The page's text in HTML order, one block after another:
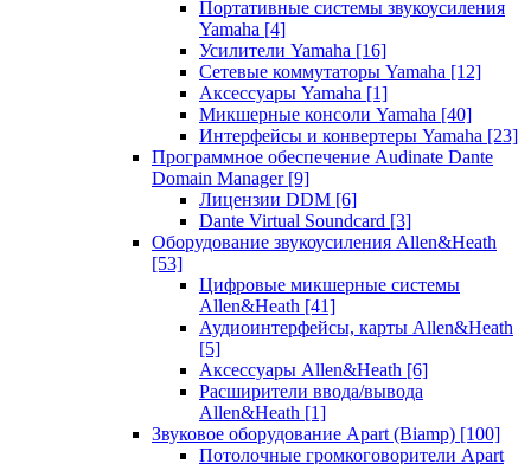
Портативные системы звукоусиления
Yamaha [4]
Усилители Yamaha [16]
Сетевые коммутаторы Yamaha [12]
Аксессуары Yamaha [1]
Микшерные консоли Yamaha [40]
Интерфейсы и конвертеры Yamaha [23]
Программное обеспечение Audinate Dante
Domain Manager [9]
Лицензии DDM [6]
Dante Virtual Soundcard [3]
Оборудование звукоусиления Allen&Heath
[53]
Цифровые микшерные системы
Allen&Heath [41]
Аудиоинтерфейсы, карты Allen&Heath
[5]
Аксессуары Allen&Heath [6]
Расширители ввода/вывода
Allen&Heath [1]
Звуковое оборудование Apart (Biamp) [100]
Потолочные громкоговорители Apart